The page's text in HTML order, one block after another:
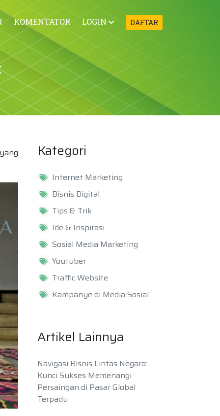
KOMENTATOR LOGIN DAFTAR
Kategori
Internet Marketing
Bisnis Digital
Tips & Trik
Ide & Inspirasi
Sosial Media Marketing
Youtuber
Traffic Website
Kampanye di Media Sosial
Artikel Lainnya
Navigasi Bisnis Lintas Negara:
Kunci Sukses Memenangi
Persaingan di Pasar Global
Terpadu